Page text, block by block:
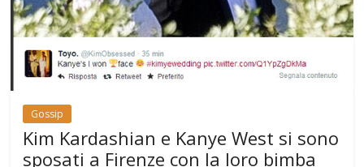
Gossip
Kim Kardashian e Kanye West si sono
sposati a Firenze con la loro bimba